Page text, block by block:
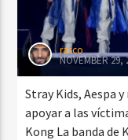
rasco
NOVEMBER 29,
Stray Kids, Aespa
apoyar a las
Kong La banda de